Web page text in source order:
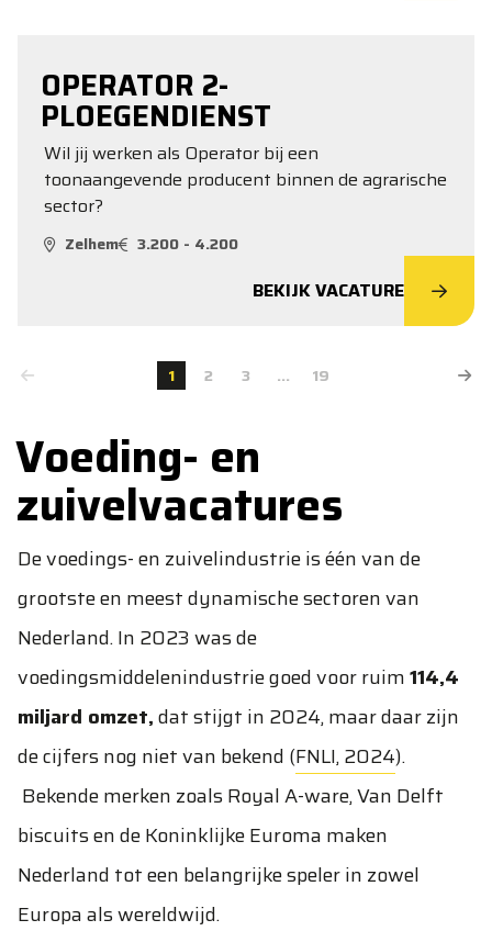
OPERATOR 2-
PLOEGENDIENST
Wil jij werken als Operator bij een
toonaangevende producent binnen de agrarische
sector?
Zelhem 3.200 - 4.200
BEKIJK VACATURE
1 2 3 ... 19
Voeding- en
zuivelvacatures
De voedings- en zuivelindustrie is één van de
grootste en meest dynamische sectoren van
Nederland. In 2023 was de
voedingsmiddelenindustrie goed voor ruim114,4
miljard omzet,dat stijgt in 2024, maar daar zijn
de cijfers nog niet van bekend (FNLI, 2024).
Bekende merken zoals Royal A-ware, Van Delft
biscuits en de Koninklijke Euroma maken
Nederland tot een belangrijke speler in zowel
Europa als wereldwijd.